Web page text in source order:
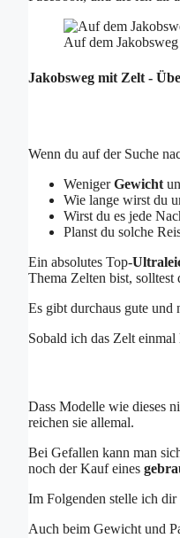
Auf dem
Jakobsweg mit Zelt -
Wenn du auf der Suche
WenigerGewicht
Wie lange wirst du
Wirst du es jede
Planst du solche
Ein absolutes Top-
Thema Zelten bist,
Es gibt durchaus gute und
Sobald ich das Zelt
Dass Modelle wie dieses
reichen sie allemal.
Bei Gefallen kann man
noch der Kauf eines
Im Folgenden stelle ich dir
Auch beim Gewicht und